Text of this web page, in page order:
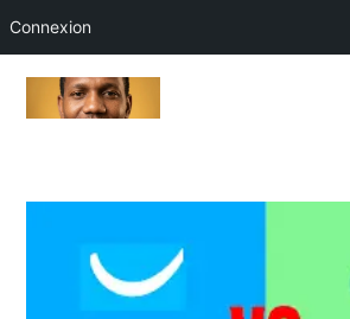
Connexion